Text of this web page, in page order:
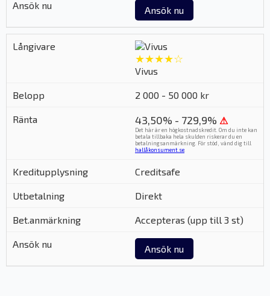
Ansök nu
★★★★☆
Vivus
2 000 - 50 000 kr
43,50% - 729,9% ⚠
Det här är en högkostnadskredit. Om du inte kan
betala tillbaka hela skulden riskerar du en
betalningsanmärkning. För stöd, vänd dig till
hallåkonsument.se
Creditsafe
Direkt
Accepteras (upp till 3 st)
Ansök nu